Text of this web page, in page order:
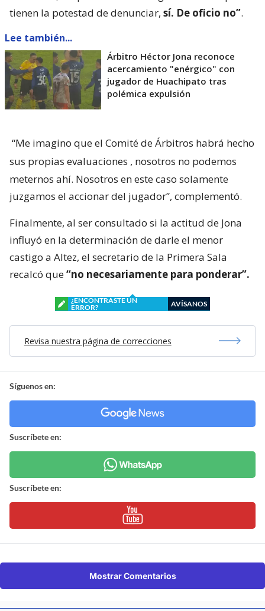
tienen la potestad de denunciar, sí. De oficio no”.
Lee también...
Árbitro Héctor Jona reconoce
acercamiento "enérgico" con
jugador de Huachipato tras
polémica expulsión
“Me imagino que el Comité de Árbitros habrá hecho
sus propias evaluaciones , nosotros no podemos
meternos ahí. Nosotros en este caso solamente
juzgamos el accionar del jugador”, complementó.
Finalmente, al ser consultado si la actitud de Jona
influyó en la determinación de darle el menor
castigo a Altez, el secretario de la Primera Sala
recalcó que“no necesariamente para ponderar”.
¿ENCONTRASTE UN
ERROR?
AVÍSANOS
Revisa nuestra página de correcciones
Síguenos en:
Suscríbete en:
Suscríbete en:
Mostrar Comentarios